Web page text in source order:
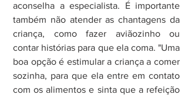
aconselha a especialista. É importante
também não atender as chantagens da
criança, como fazer aviãozinho ou
contar histórias para que ela coma. "Uma
boa opção é estimular a criança a comer
sozinha, para que ela entre em contato
com os alimentos e sinta que a refeição